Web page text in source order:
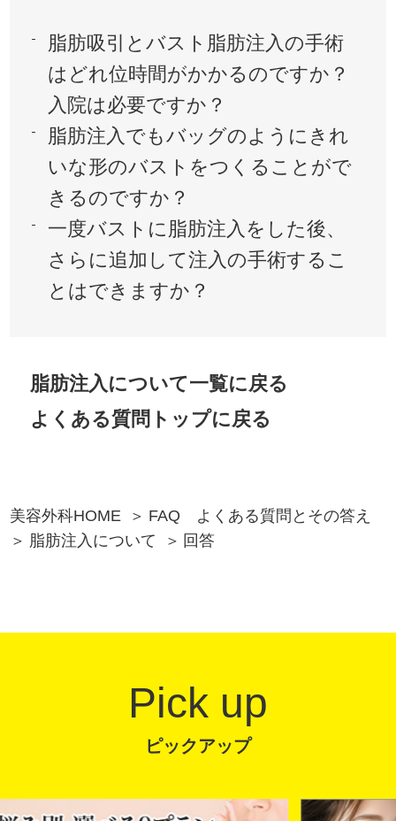
脂肪吸引とバスト脂肪注入の手術
はどれ位時間がかかるのですか？
入院は必要ですか？
脂肪注入でもバッグのようにきれ
いな形のバストをつくることがで
きるのですか？
一度バストに脂肪注入をした後、
さらに追加して注入の手術するこ
とはできますか？
脂肪注入について一覧に戻る
よくある質問トップに戻る
美容外科HOME
FAQ よくある質問とその答え
脂肪注入について
回答
Pick up
ピックアップ